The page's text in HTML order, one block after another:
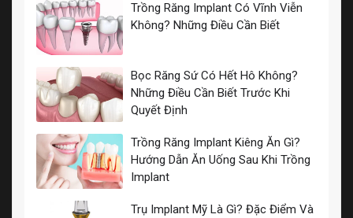
Trồng Răng Implant Có Vĩnh Viễn
Không? Những Điều Cần Biết
Bọc Răng Sứ Có Hết Hô Không?
Những Điều Cần Biết Trước Khi
Quyết Định
Trồng Răng Implant Kiêng Ăn Gì?
Hướng Dẫn Ăn Uống Sau Khi Trồng
Implant
Trụ Implant Mỹ Là Gì? Đặc Điểm Và